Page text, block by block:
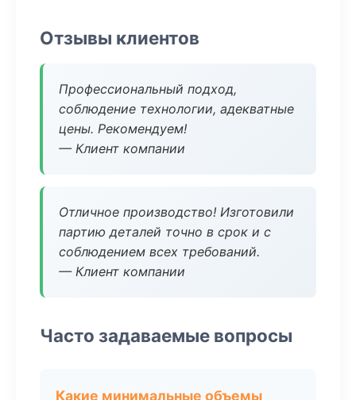
Отзывы клиентов
Профессиональный подход,
соблюдение технологии, адекватные
цены. Рекомендуем!
— Клиент компании
Отличное производство! Изготовили
партию деталей точно в срок и с
соблюдением всех требований.
— Клиент компании
Часто задаваемые вопросы
Какие минимальные объемы